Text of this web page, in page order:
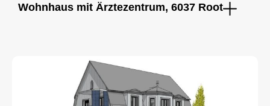
Wohnhaus mit Ärztezentrum, 6037 Root